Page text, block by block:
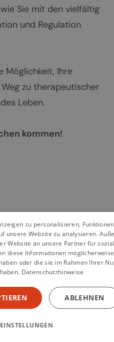
Sie mit den vielfältig
und Regulation
Möglichkeit, Ihre
zu therapeutischer
Leben.
kommen!
zu personalisieren,
unsere Website zu analysieren.
Website an unsere Partner für
diese Informationen
oder die sie im Rahmen Ihrer
Datenschutzhinweise
ABLEHNEN
EINSTELLUNGEN